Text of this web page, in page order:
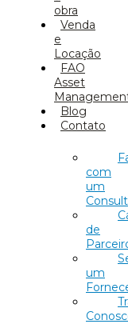
obra
Venda
e
Locação
FAO
Asset
Blog
Contato
com
um
de
um